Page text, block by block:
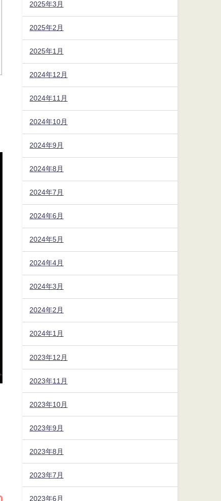
2025年3月
2025年2月
2025年1月
2024年12月
2024年11月
2024年10月
2024年9月
2024年8月
2024年7月
2024年6月
2024年5月
2024年4月
2024年3月
2024年2月
2024年1月
2023年12月
2023年11月
2023年10月
2023年9月
2023年8月
2023年7月
2023年6月